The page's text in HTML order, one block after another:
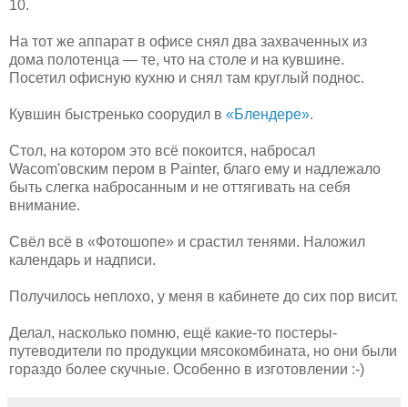
10.
На тот же аппарат в офисе снял два захваченных из
дома полотенца — те, что на столе и на кувшине.
Посетил офисную кухню и снял там круглый поднос.
Кувшин быстренько соорудил в «Блендере».
Стол, на котором это всё покоится, набросал
Wacom'овским пером в Painter, благо ему и надлежало
быть слегка набросанным и не оттягивать на себя
внимание.
Свёл всё в «Фотошопе» и срастил тенями. Наложил
календарь и надписи.
Получилось неплохо, у меня в кабинете до сих пор висит.
Делал, насколько помню, ещё какие-то постеры-
путеводители по продукции мясокомбината, но они были
гораздо более скучные. Особенно в изготовлении :-)